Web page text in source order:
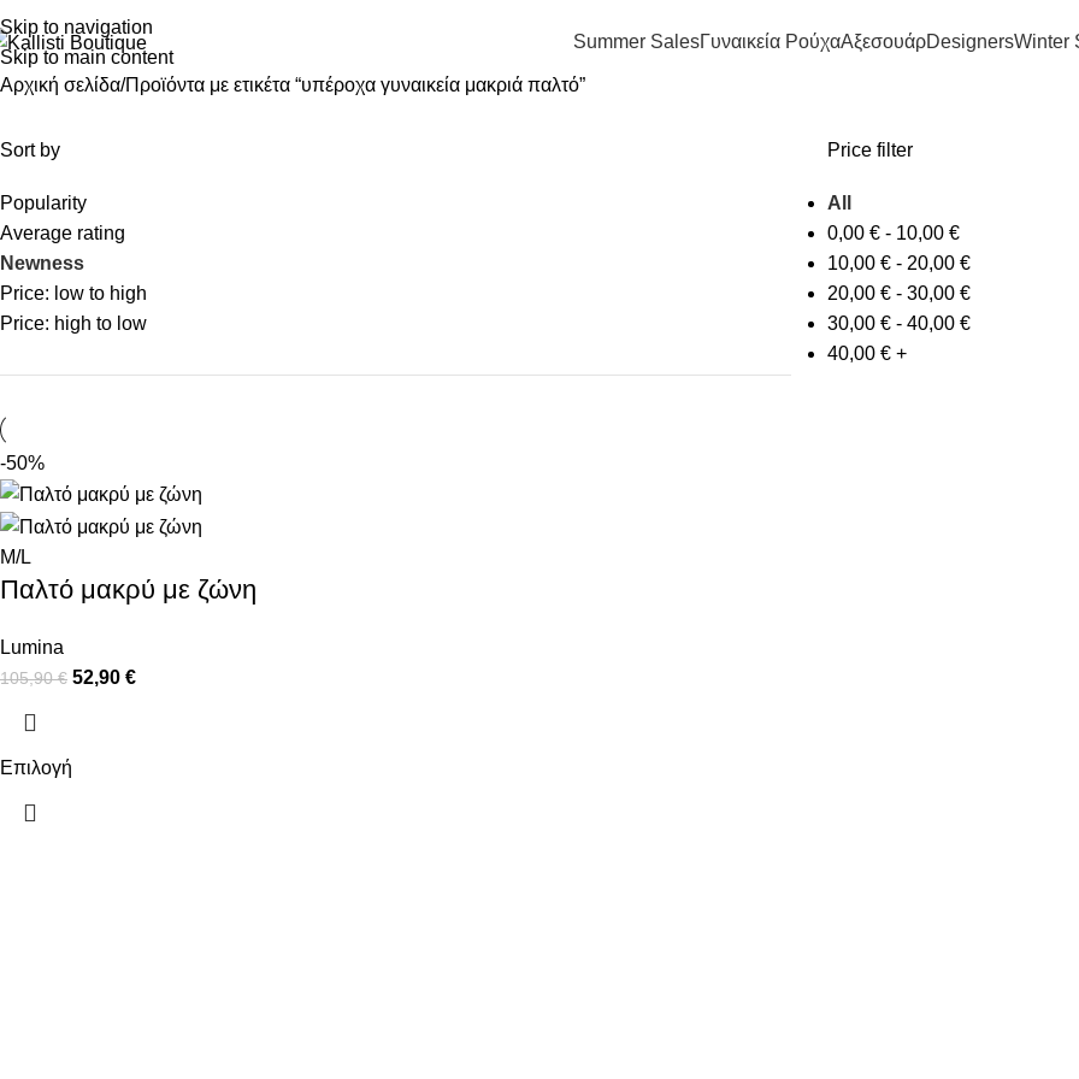
Skip to navigation
Skip to main content
Summer SalesΓυναικεία ΡούχαΑξεσουάρDesignersWinter
Αρχική σελίδα Προϊόντα με ετικέτα “υπέροχα γυναικεία μακριά παλτό”
Sort by
Popularity
Average rating
Newness
Price: low to high
Price: high to low
Price filter
All
0,00 € - 10,00 €
10,00 € - 20,00 €
20,00 € - 30,00 €
30,00 € - 40,00 €
40,00 € +
-50%
M/L
Παλτό μακρύ με ζώνη
Lumina
105,90€ 52,90 €
Επιλογή